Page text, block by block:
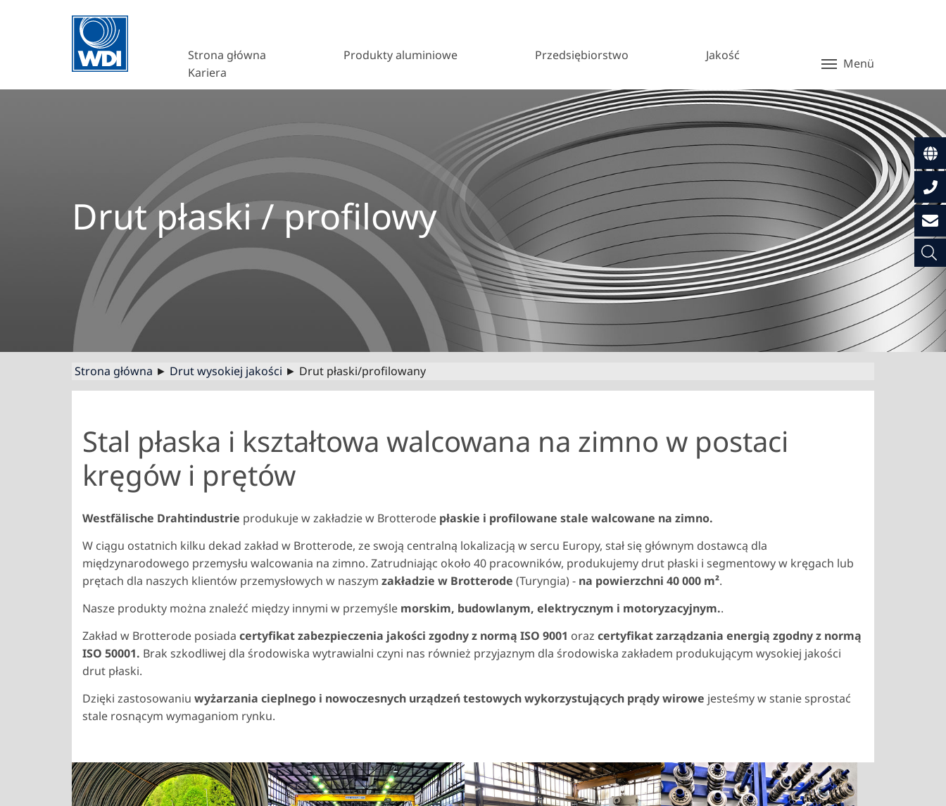
Strona główna Produkty aluminiowe Przedsiębiorstwo
Jakość
Kariera
Menü
Drut płaski / profilowy
Strona główna ► Drut wysokiej jakości ► Drut płaski/profilowany
Stal płaska i kształtowa walcowana na zimno w postaci
kręgów i prętów
Westfälische Drahtindustrie produkuje w zakładzie w Brotterode płaskie i profilowane stale walcowane na zimno.
W ciągu ostatnich kilku dekad zakład w Brotterode, ze swoją centralną lokalizacją w sercu Europy, stał się głównym dostawcą dla
międzynarodowego przemysłu walcowania na zimno. Zatrudniając około 40 pracowników, produkujemy drut płaski i segmentowy w kręgach lub
prętach dla naszych klientów przemysłowych w naszym zakładzie w Brotterode (Turyngia) - na powierzchni 40 000 m².
Nasze produkty można znaleźć między innymi w przemyśle morskim, budowlanym, elektrycznym i motoryzacyjnym..
Zakład w Brotterode posiada certyfikat zabezpieczenia jakości zgodny z normą ISO 9001 oraz certyfikat zarządzania energią zgodny z normą
ISO 50001. Brak szkodliwej dla środowiska wytrawialni czyni nas również przyjaznym dla środowiska zakładem produkującym wysokiej jakości
drut płaski.
Dzięki zastosowaniu wyżarzania cieplnego i nowoczesnych urządzeń testowych wykorzystujących prądy wirowe jesteśmy w stanie sprostać
stale rosnącym wymaganiom rynku.
Show larger version Show larger version Show larger version Show larger version